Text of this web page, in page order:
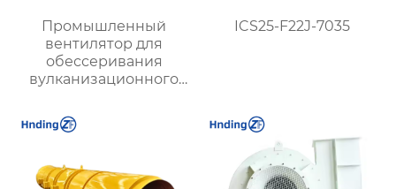
Промышленный
вентилятор для
обессеривания
вулканизационного
наличии на складе
ICS25-F22J-7035